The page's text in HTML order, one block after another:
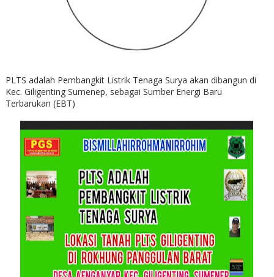
PLTS adalah Pembangkit Listrik Tenaga Surya akan dibangun di
Kec. Giligenting Sumenep, sebagai Sumber Energi Baru
Terbarukan (EBT)